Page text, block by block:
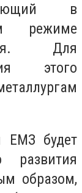
в
режиме
Для
этого
ЕМЗ будет
развития
образом,